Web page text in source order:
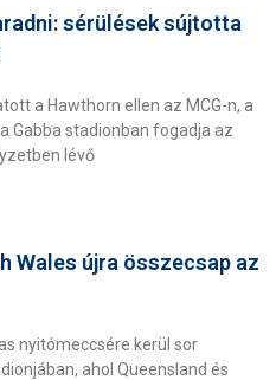
sérülések sújtotta
a Hawthorn ellen az MCG-n, a
Gabba stadionban fogadja az
lévő
Wales újra összecsap az
nyitómeccsére kerül sor
ahol Queensland és